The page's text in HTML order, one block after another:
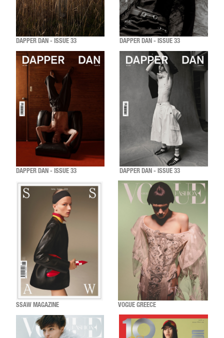
DAPPER DAN - ISSUE 33 DAPPER DAN - ISSUE 33
DAPPER DAN - ISSUE 33 DAPPER DAN - ISSUE 33
SSAW MAGAZINE VOGUE GREECE